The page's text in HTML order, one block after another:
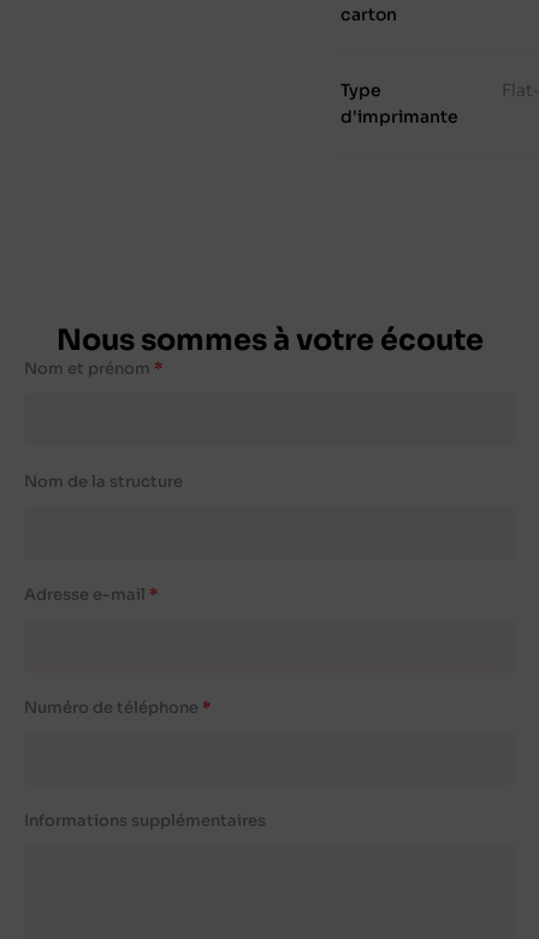
carton
Type
d'imprimante
Nous sommes à votre écoute
Nom et prénom
Nom de la structure
Adresse e-mail
Numéro de téléphone
Informations supplémentaires